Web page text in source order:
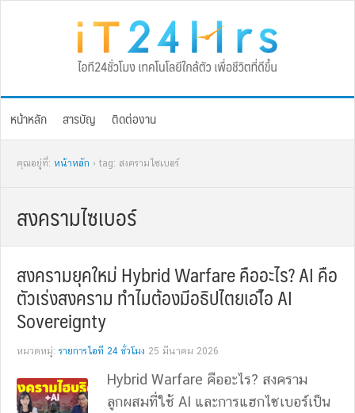
หน้าหลัก สารบัญ ติดต่องาน
คุณอยู่ที่: หน้าหลัก › tag: สงครามไซเบอร์
สงครามไซเบอร์
สงครามยุคใหม่ Hybrid Warfare คืออะไร? AI คือ
ตัวเร่งสงคราม ทำไมต้องมีอธิปไตยเอไิอ AI
Sovereignty
หมวดหมู่: รายการไอที 24 ชั่วโมง 25 มีนาคม 2026
Hybrid Warfare คืออะไร? สงคราม
ลูกผสมที่ใช้ AI และการแฮกไซเบอร์เป็น